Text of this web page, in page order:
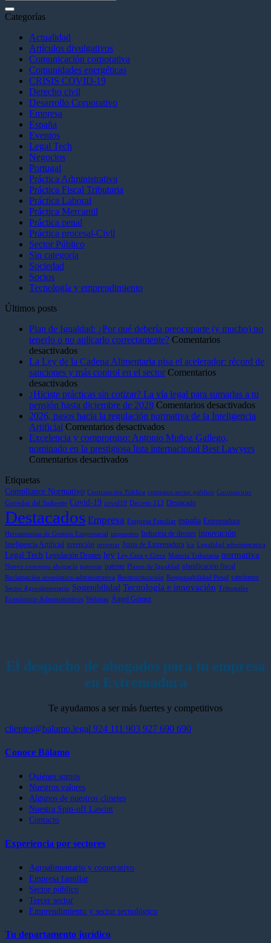
Categorías
Actualidad
Artículos divulgativos
Comunicación corporativa
Comunidades energéticas
CRISIS COVID-19
Derecho civil
Desarrollo Corporativo
Empresa
España
Eventos
Legal Tech
Negocios
Portugal
Práctica Administrativa
Práctica Fiscal Tributaria
Práctica Laboral
Práctica Mercantil
Práctica penal
Práctica procesal-Civll
Sector Público
Sin categoría
Sociedad
Socios
Tecnología y emprendimiento
Últimos posts
Plan de Igualdad: ¿Por qué debería preocuparte (y mucho) no
tenerlo o no aplicarlo correctamente? Comentarios
desactivadosen
Plan
de
Igualdad:
¿Por
qué
debería
preocuparte
(y
mucho)
no
no
aplicarlo
correctamente?
La Ley de la Cadena Alimentaria pisa el acelerador: récord de
sanciones y más control en el sector Comentarios
desactivadosen
La
Ley
de
la
Cadena
Alimentaria
pisa
récord
de
sanciones
y
más
control
en
el
sector
¿Hiciste prácticas sin cotizar? La vía legal para sumarlas a tu
pensión hasta diciembre de 2028 Comentarios desactivadosen
2026, pasos hacia la regulación normativa de la Inteligencia
Artificial Comentarios desactivadosen
2026,
pasos
normativa
de
Inteligencia
Artificial
Excelencia y compromiso: Antonio Muñoz Gallego,
nominado en la prestigiosa lista internacional Best Lawyers
Comentarios desactivadosen
compromiso:
Antonio
Gallego,
nominado
en
la
prestigiosa
lista
internacional
Best
Etiquetas
Compliance Normativo Contratación Pública contratos sector público Coronavirus
Corredor del Sudoeste Covid-19 covid19 Decreto 113 Destacado
Destacados Empresa Empresa Familiar españa Extremadura
Herramientas de Gestión Empresarial impuestos Industria de drones innovación
Inteligencia Artificial invención inventar Junta de Extremadura lca Legalidad administrativa
Legal Tech Legislación Drones ley Ley Crea y Crece Materia Tributaria normativa
Nuevo concepto abogacía patentar patente Planes de Igualdad planificación fiscal
Reclamación económico-administrativa Reestructuración Responsabilidad Penal sanciones
Sector Agroalimentario Sostenibilidad Tecnología e innovación Tribunales
Económico-Administrativos Webinar Ángel Gómez
El despacho de abogados para tu empresa
en Extremadura
Te ayudamos a ser más fuertes y competitivos
clientes@balamo.legal 924 111 903 927 690 690
Conoce Bálamo
Quiénes somos
Nuestros valores
Algunos de nuestros clinetes
Nuestra Spin-off Lawint
Contacto
Experiencia por sectores
Agroalimentario y cooperativo
Empresa familiar
Sector público
Tercer sector
Emprendimiento y sector tecnológico
Tu departamento jurídico